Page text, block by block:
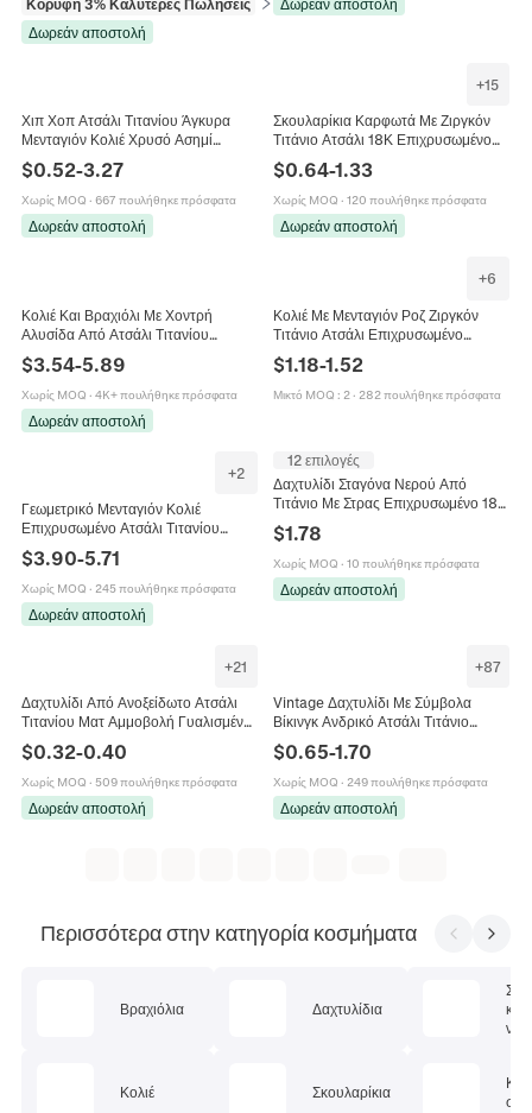
Δωρεάν αποστολή
Χιπ Χοπ Ατσάλι Τιτανίου Άγκυρα
Μενταγιόν Κολιέ Χρυσό Ασημί
Γαλβανισμένο Ναυτικό Τιμόνι Στρας
Κοσμήματα για Άνδρες
$0.52-3.27
Χωρίς MOQ · 667 πουλήθηκε πρόσφατα
Δωρεάν αποστολή
+15
Σκουλαρίκια Καρφωτά Με Ζιργκόν
Τιτάνιο Ατσάλι 18Κ Επιχρυσωμένο
Στρογγυλή Κοπή Λαμπερό
Υποαλλεργικό Για Γυναίκες
$0.64-1.33
Χωρίς MOQ · 120 πουλήθηκε πρόσφατα
Δωρεάν αποστολή
Κολιέ Και Βραχιόλι Με Χοντρή
Αλυσίδα Από Ατσάλι Τιτανίου
Βιομηχανικό Μινιμαλιστικό Κόσμημα
Γυναίκα
$3.54-5.89
Χωρίς MOQ · 4K+ πουλήθηκε πρόσφατα
Δωρεάν αποστολή
+6
Κολιέ Με Μενταγιόν Ροζ Ζιργκόν
Τιτάνιο Ατσάλι Επιχρυσωμένο
Κοσμήματα Για Γυναίκες
$1.18-1.52
Μικτό MOQ : 2· 282 πουλήθηκε πρόσφατα
+2
Γεωμετρικό Μενταγιόν Κολιέ
Επιχρυσωμένο Ατσάλι Τιτανίου
Διαφανές Ζιργκόν Τετράγωνο
Τρίγωνο Σχήμα Μόδα Κοσμήματα Για
Γυναίκες
$3.90-5.71
Χωρίς MOQ · 245 πουλήθηκε πρόσφατα
Δωρεάν αποστολή
12 επιλογές
Δαχτυλίδι Σταγόνα Νερού Από
Τιτάνιο Με Στρας Επιχρυσωμένο 18Κ
$1.78
Χωρίς MOQ · 10 πουλήθηκε πρόσφατα
Δωρεάν αποστολή
+21
Δαχτυλίδι Από Ανοξείδωτο Ατσάλι
Τιτανίου Ματ Αμμοβολή Γυαλισμένο
Κεντρικό Αυλάκι Μόδα Κοσμήματα
Για Άνδρες Ζευγάρια
$0.32-0.40
Χωρίς MOQ · 509 πουλήθηκε πρόσφατα
Δωρεάν αποστολή
+87
Vintage Δαχτυλίδι Με Σύμβολα
Βίκινγκ Ανδρικό Ατσάλι Τιτάνιο
Αντίκα Ασήμι Κέλτικος Κόμπος
Φαρδύ Κόσμημα
$0.65-1.70
Χωρίς MOQ · 249 πουλήθηκε πρόσφατα
Δωρεάν αποστολή
Περισσότερα στην κατηγορία κοσμήματα
Βραχιόλια
Κολιέ
Δαχτυλίδια
Σκουλαρίκια
Σετ
ν